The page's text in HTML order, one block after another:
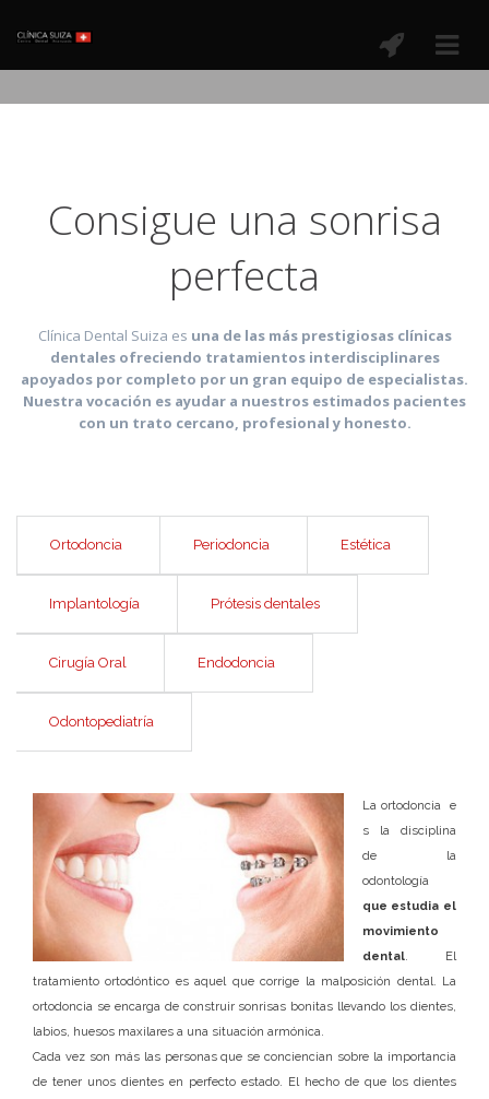
Consigue una sonrisa
perfecta
Clínica Dental Suiza es una de las más prestigiosas clínicas
dentales ofreciendo tratamientos interdisciplinares
apoyados por completo por un gran equipo de especialistas.
Nuestra vocación es ayudar a nuestros estimados pacientes
con un trato cercano, profesional y honesto.
Ortodoncia Periodoncia Estética
Implantología Prótesis dentales
Cirugía Oral Endodoncia
Odontopediatría
La ortodoncia e
s la disciplina
de la
odontología
que estudia el
movimiento
dental. El
tratamiento ortodóntico es aquel que corrige la malposición dental. La
ortodoncia se encarga de construir sonrisas bonitas llevando los dientes,
labios, huesos maxilares a una situación armónica.
Cada vez son más las personas que se conciencian sobre la importancia
de tener unos dientes en perfecto estado. El hecho de que los dientes